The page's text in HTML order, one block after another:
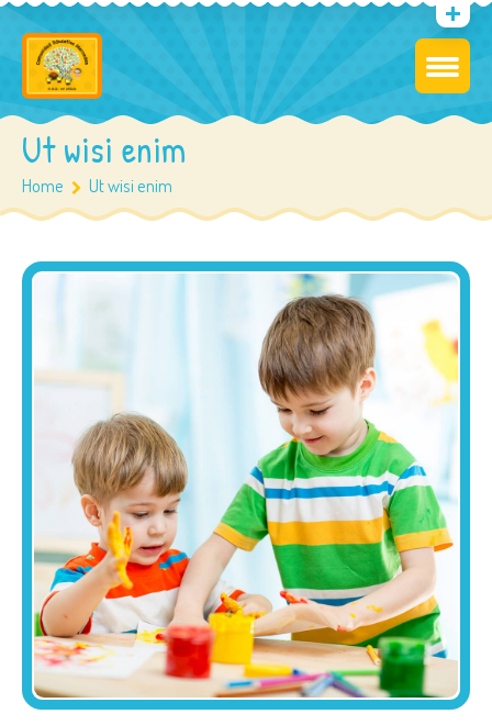
Ut wisi enim
Home Ut wisi enim